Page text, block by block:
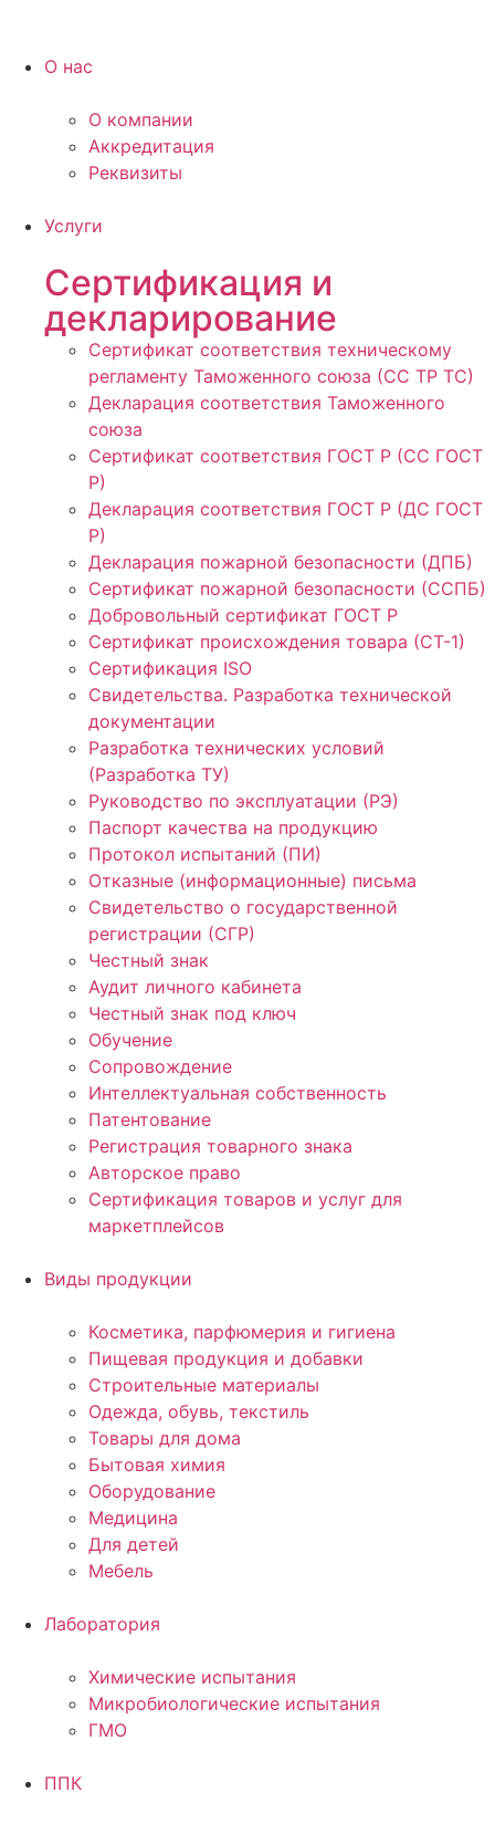
О нас
О компании
Аккредитация
Реквизиты
Услуги
Сертификация и
декларирование
Сертификат соответствия техническому
регламенту Таможенного союза (СС ТР ТС)
Декларация соответствия Таможенного
союза
Сертификат соответствия ГОСТ Р (СС ГОСТ
Р)
Декларация соответствия ГОСТ Р (ДС ГОСТ
Р)
Декларация пожарной безопасности (ДПБ)
Сертификат пожарной безопасности (ССПБ)
Добровольный сертификат ГОСТ Р
Сертификат происхождения товара (СТ-1)
Сертификация ISO
Свидетельства. Разработка технической
документации
Разработка технических условий
(Разработка ТУ)
Руководство по эксплуатации (РЭ)
Паспорт качества на продукцию
Протокол испытаний (ПИ)
Отказные (информационные) письма
Свидетельство о государственной
регистрации (СГР)
Честный знак
Аудит личного кабинета
Честный знак под ключ
Обучение
Сопровождение
Интеллектуальная собственность
Патентование
Регистрация товарного знака
Авторское право
Сертификация товаров и услуг для
маркетплейсов
Виды продукции
Косметика, парфюмерия и гигиена
Пищевая продукция и добавки
Строительные материалы
Одежда, обувь, текстиль
Товары для дома
Бытовая химия
Оборудование
Медицина
Для детей
Мебель
Лаборатория
Химические испытания
Микробиологические испытания
ГМО
ППК